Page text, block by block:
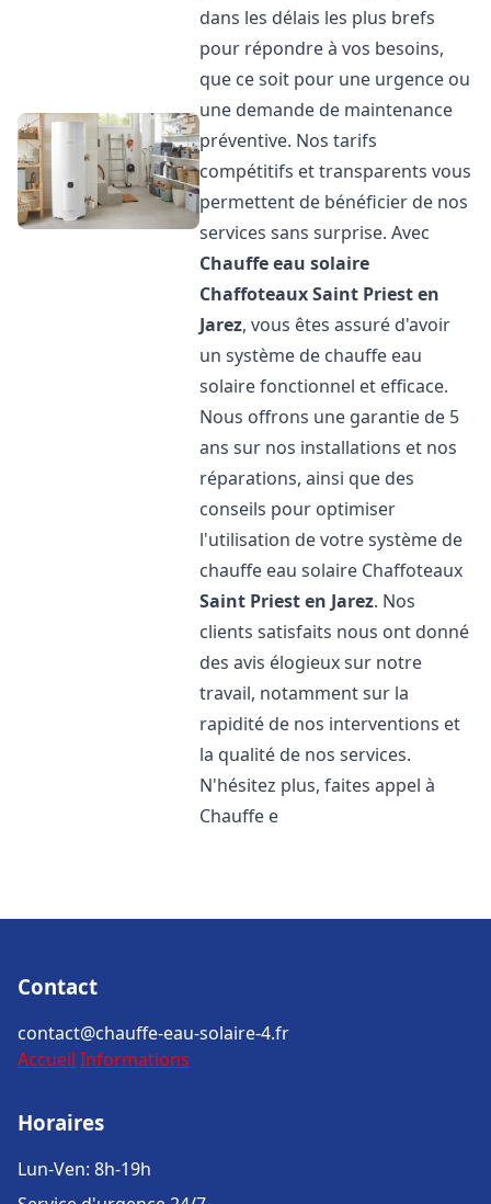
dans les délais les plus brefs
pour répondre à vos besoins,
que ce soit pour une urgence ou
une demande de maintenance
préventive. Nos tarifs
compétitifs et transparents vous
permettent de bénéficier de nos
services sans surprise. Avec
Chauffe eau solaire
ChaffoteauxSaint Priest en
Jarez, vous êtes assuré d'avoir
un système de chauffe eau
solaire fonctionnel et efficace.
Nous offrons une garantie de 5
ans sur nos installations et nos
réparations, ainsi que des
conseils pour optimiser
l'utilisation de votre système de
chauffe eau solaire Chaffoteaux
Saint Priest en Jarez. Nos
clients satisfaits nous ont donné
des avis élogieux sur notre
travail, notamment sur la
rapidité de nos interventions et
la qualité de nos services.
N'hésitez plus, faites appel à
Chauffe e
Contact
contact@chauffe-eau-solaire-4.fr
Accueil Informations
Horaires
Lun-Ven: 8h-19h